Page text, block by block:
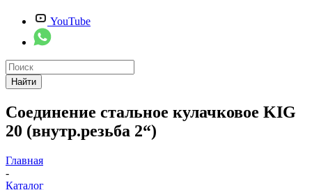
YouTube
Найти
Соединение стальное кулачковое KIG
20 (внутр.резьба 2“)
Главная
-
Каталог